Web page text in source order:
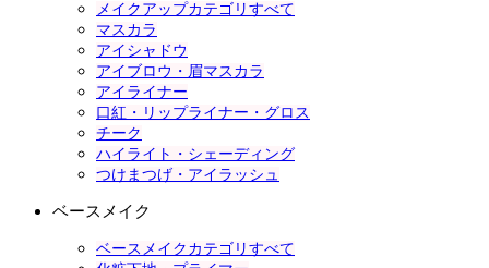
メイクアップカテゴリすべて
マスカラ
アイシャドウ
アイブロウ・眉マスカラ
アイライナー
口紅・リップライナー・グロス
チーク
ハイライト・シェーディング
つけまつげ・アイラッシュ
ベースメイク
ベースメイクカテゴリすべて